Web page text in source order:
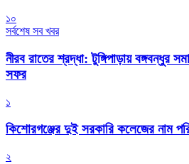
১০
সর্বশেষ সব খবর
নীরব রাতের শ্রদ্ধা: টুঙ্গিপাড়ায় বঙ্গবন্ধুর
সফর
১
কিশোরগঞ্জের দুই সরকারি কলেজের নাম
২